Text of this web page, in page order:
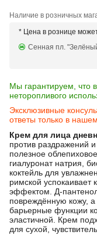
Наличие в розничных
* Цена в рознице
Сенная пл.
Мы гарантируем, что
неторопливого
Эксклюзивные
ответы только в
Крем для лица
против раздражений
полезное
гиалуронат натрия,
коктейль для
римской успокаивает
эффектом. Д-
повреждённую кожу, а
барьерные функции
эластичной. Крем
для сухой,